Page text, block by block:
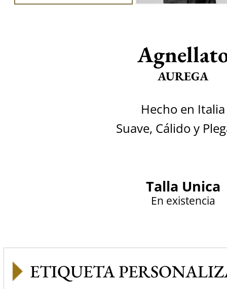
AUREGA
Hecho en Italia
Suave, Cálido y
Talla Unica
En existencia
ETIQUETA